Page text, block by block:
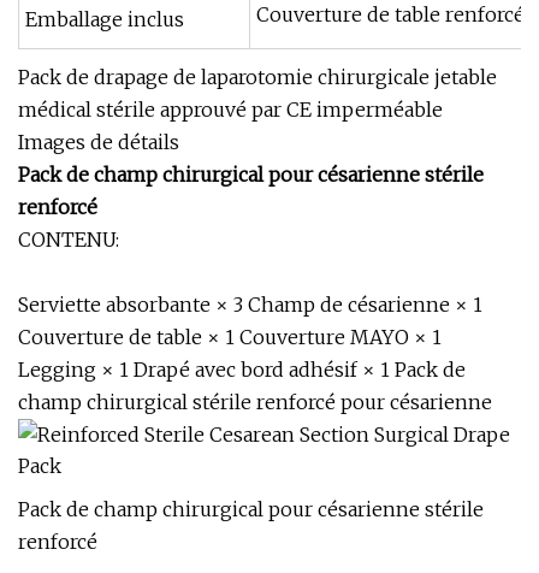
Emballage inclus Couverture de table
Pack de drapage de laparotomie chirurgicale jetable
médical stérile approuvé par CE imperméable
Images de détails
Pack de champ chirurgical pour césarienne stérile
renforcé
CONTENU:
Serviette absorbante × 3 Champ de césarienne × 1
Couverture de table × 1 Couverture MAYO × 1
Legging × 1 Drapé avec bord adhésif × 1 Pack de
champ chirurgical stérile renforcé pour césarienne
Pack de champ chirurgical pour césarienne stérile
renforcé